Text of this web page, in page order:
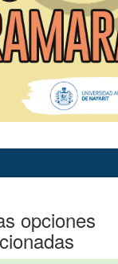
opciones